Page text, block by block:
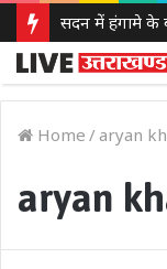
Home / aryan
aryan